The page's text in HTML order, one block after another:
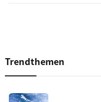
Trendthemen